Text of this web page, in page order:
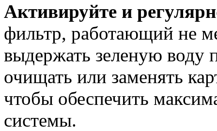
Активируйте и
фильтр, работающий не
выдержать зеленую воду
очищать или заменять
чтобы обеспечить
системы.